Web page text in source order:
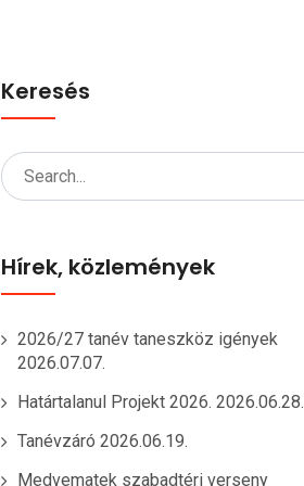
Keresés
Search
for:
Hírek, közlemények
2026/27 tanév taneszköz igények
2026.07.07.
Határtalanul Projekt 2026. 2026.06.28.
Tanévzáró 2026.06.19.
Medvematek szabadtéri verseny